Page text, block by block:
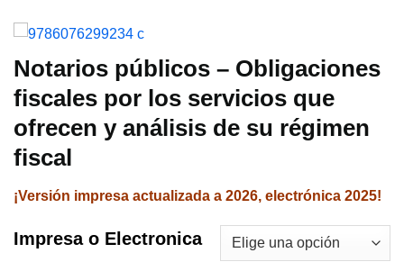
Notarios públicos – Obligaciones
fiscales por los servicios que
ofrecen y análisis de su régimen
fiscal
¡Versión impresa actualizada a 2026, electrónica 2025!
Impresa o Electronica